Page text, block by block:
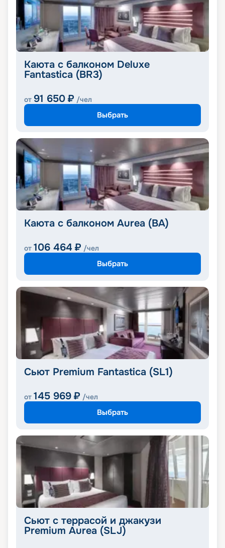
Каюта с балконом Deluxe
Fantastica (BR3)
от 91 650 ₽ /чел
Выбрать
Каюта с балконом Aurea (BA)
от 106 464 ₽ /чел
Выбрать
Сьют Premium Fantastica (SL1)
от 145 969 ₽ /чел
Выбрать
Сьют с террасой и джакузи
Premium Aurea (SLJ)